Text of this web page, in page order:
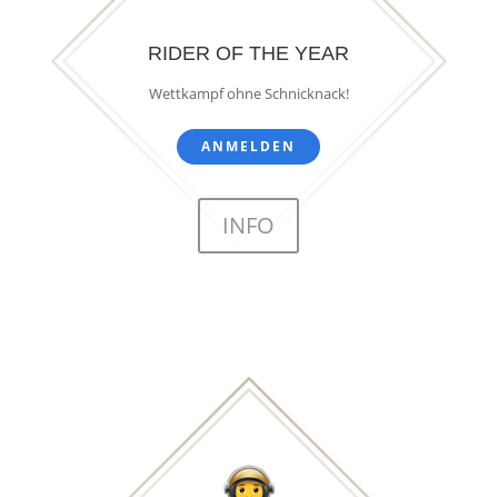
RIDER OF THE YEAR
Wettkampf ohne Schnicknack!
ANMELDEN
INFO